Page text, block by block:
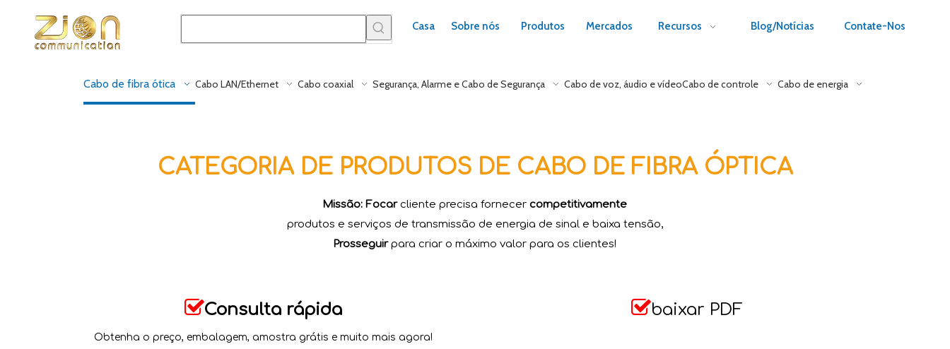
Casa Sobre nós Produtos Mercados Recursos Blog/Notícias Contate-Nos
Cabo de fibra ótica Cabo LAN/Ethernet Cabo coaxial Segurança, Alarme e Cabo de Segurança Cabo de voz, áudio e vídeoCabo de controle Cabo de energia
CATEGORIA DE PRODUTOS DE CABO DE FIBRA ÓPTICA
Missão: Focarcliente precisa fornecercompetitivamente
produtos e serviços de transmissão de energia de sinal e baixa tensão,
Prosseguirpara criar o máximo valor para os clientes!​​​​​​​
Consulta rápida
Obtenha o preço, embalagem, amostra grátis e muito mais agora!
baixar PDF